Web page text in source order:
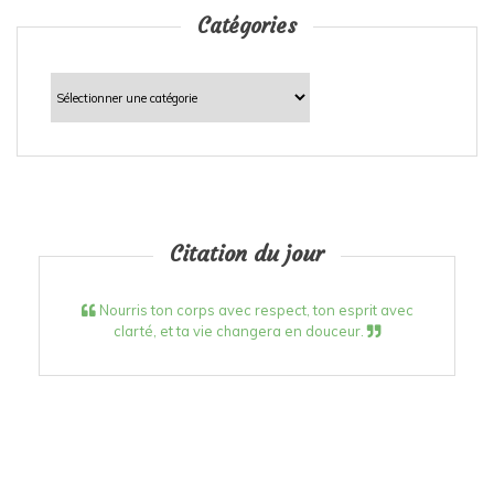
Catégories
Catégories
Citation du jour
Nourris ton corps avec respect, ton esprit avec
clarté, et ta vie changera en douceur.